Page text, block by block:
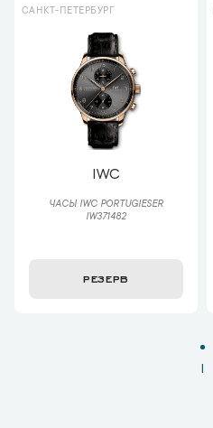
САНКТ-ПЕТЕРБУРГ
IWC
ЧАСЫ IWC PORTUGIESER
IW371482
РЕЗЕРВ
1